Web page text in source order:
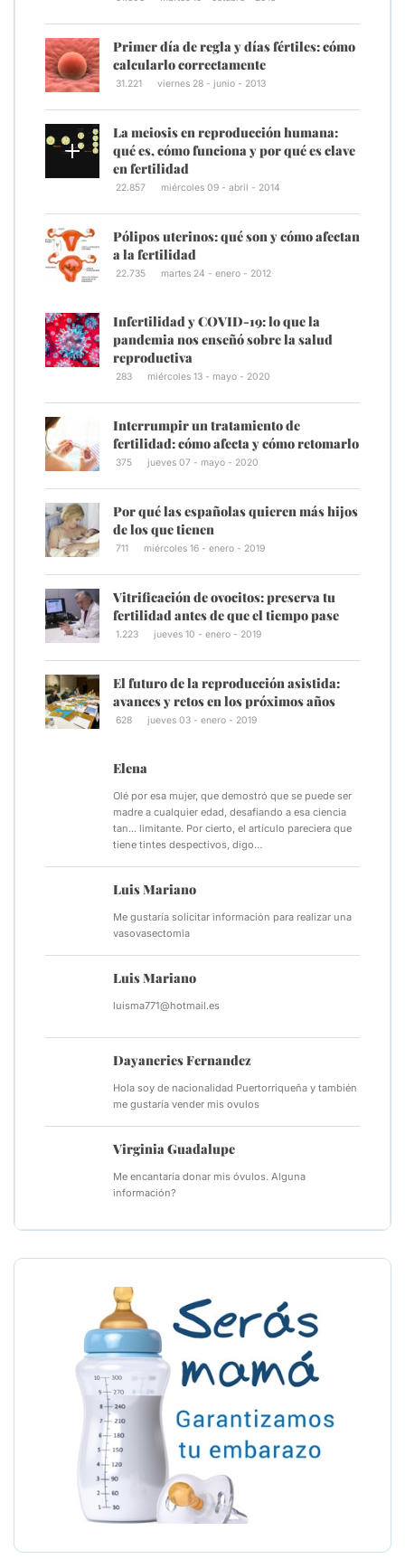
Primer día de regla y días fértiles: cómo
calcularlo correctamente
31.221 viernes 28 - junio - 2013
La meiosis en reproducción humana:
qué es, cómo funciona y por qué es clave
en fertilidad
22.857 miércoles 09 - abril - 2014
Pólipos uterinos: qué son y cómo afectan
a la fertilidad
22.735 martes 24 - enero - 2012
Infertilidad y COVID-19: lo que la
pandemia nos enseñó sobre la salud
reproductiva
283 miércoles 13 - mayo - 2020
Interrumpir un tratamiento de
fertilidad: cómo afecta y cómo retomarlo
375 jueves 07 - mayo - 2020
Por qué las españolas quieren más hijos
de los que tienen
711 miércoles 16 - enero - 2019
Vitrificación de ovocitos: preserva tu
fertilidad antes de que el tiempo pase
1.223 jueves 10 - enero - 2019
El futuro de la reproducción asistida:
avances y retos en los próximos años
628 jueves 03 - enero - 2019
Elena
Olé por esa mujer, que demostró que se puede ser
madre a cualquier edad, desafiando a esa ciencia
tan... limitante. Por cierto, el artículo pareciera que
tiene tintes despectivos, digo…
Luis Mariano
Me gustaría solicitar información para realizar una
vasovasectomia
Luis Mariano
luisma771@hotmail.es
Dayaneries Fernandez
Hola soy de nacionalidad Puertorriqueña y también
me gustaría vender mis ovulos
Virginia Guadalupe
Me encantaría donar mis óvulos. Alguna
información?